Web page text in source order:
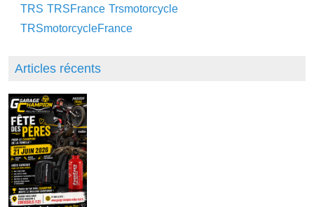
TRS TRSFrance Trsmotorcycle
TRSmotorcycleFrance
Articles récents